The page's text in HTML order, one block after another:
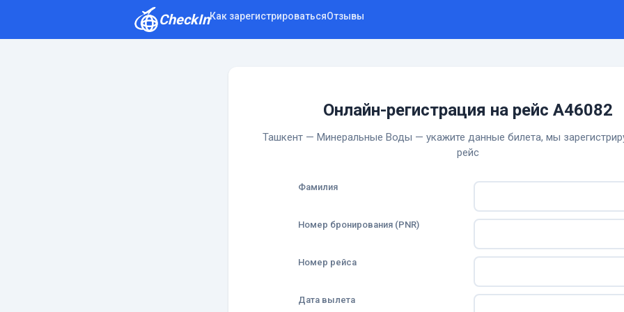
CheckInКак зарегистрироватьсяОтзывы
Онлайн-регистрация на рейс A46082
Ташкент — Минеральные Воды — укажите данные билета, мы
рейс
Фамилия
Номер бронирования (PNR)
Номер рейса
Дата вылета